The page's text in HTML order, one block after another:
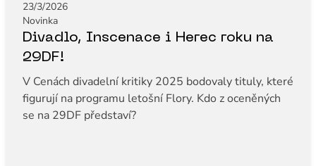
23/3/2026
Novinka
Divadlo, Inscenace i Herec roku na
29DF!
V Cenách divadelní kritiky 2025 bodovaly tituly, které
figurují na programu letošní Flory. Kdo z oceněných
se na 29DF představí?